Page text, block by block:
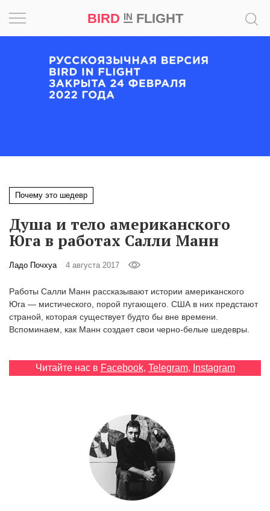
BIRD INFLIGHT
Почему это шедевр
Душа и тело американского
Юга в работах Салли Манн
Ладо Почхуа 4 августа 2017
Работы Салли Манн рассказывают истории американского
Юга — мистического, порой пугающего. США в них предстают
страной, которая существует будто бы вне времени.
Вспоминаем, как Манн создает свои черно-белые шедевры.
Читайте нас в Facebook, Telegram, Instagram